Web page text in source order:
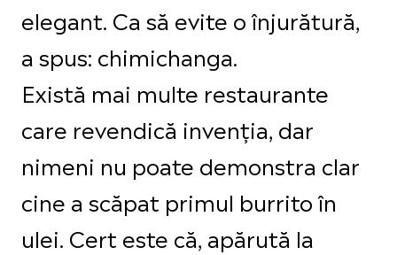
elegant. Ca să evite o înjurătură,
a spus: chimichanga.
Există mai multe restaurante
care revendică invenția, dar
nimeni nu poate demonstra clar
cine a scăpat primul burrito în
ulei. Cert este că, apărută la